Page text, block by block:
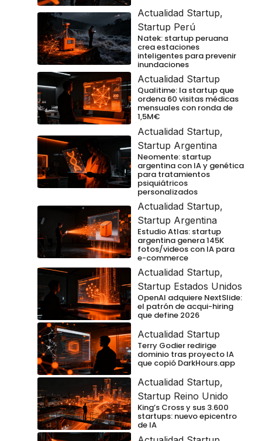
Actualidad Startup,
Startup Perú
Natek: startup peruana
crea estaciones
inteligentes para prevenir
inundaciones
Actualidad Startup
Qualitime: la startup que
ordena 60 visitas médicas
mensuales con ronda de
1,5M€
Actualidad Startup,
Startup Argentina
Neomente: startup
argentina con IA y genética
para tratamientos
psiquiátricos
personalizados
Actualidad Startup,
Startup Argentina
Estudio Atlas: startup
argentina genera 145K
fotos/videos con IA para
e-commerce
Actualidad Startup,
Startup Estados Unidos
OpenAI adquiere NextSlide:
el patrón de acqui-hiring
que define 2026
Actualidad Startup
Terry Godier redirige
dominio tras proyecto IA
que copió DarkHours.app
Actualidad Startup,
Startup Reino Unido
King’s Cross y sus 3.600
startups: nuevo epicentro
de IA